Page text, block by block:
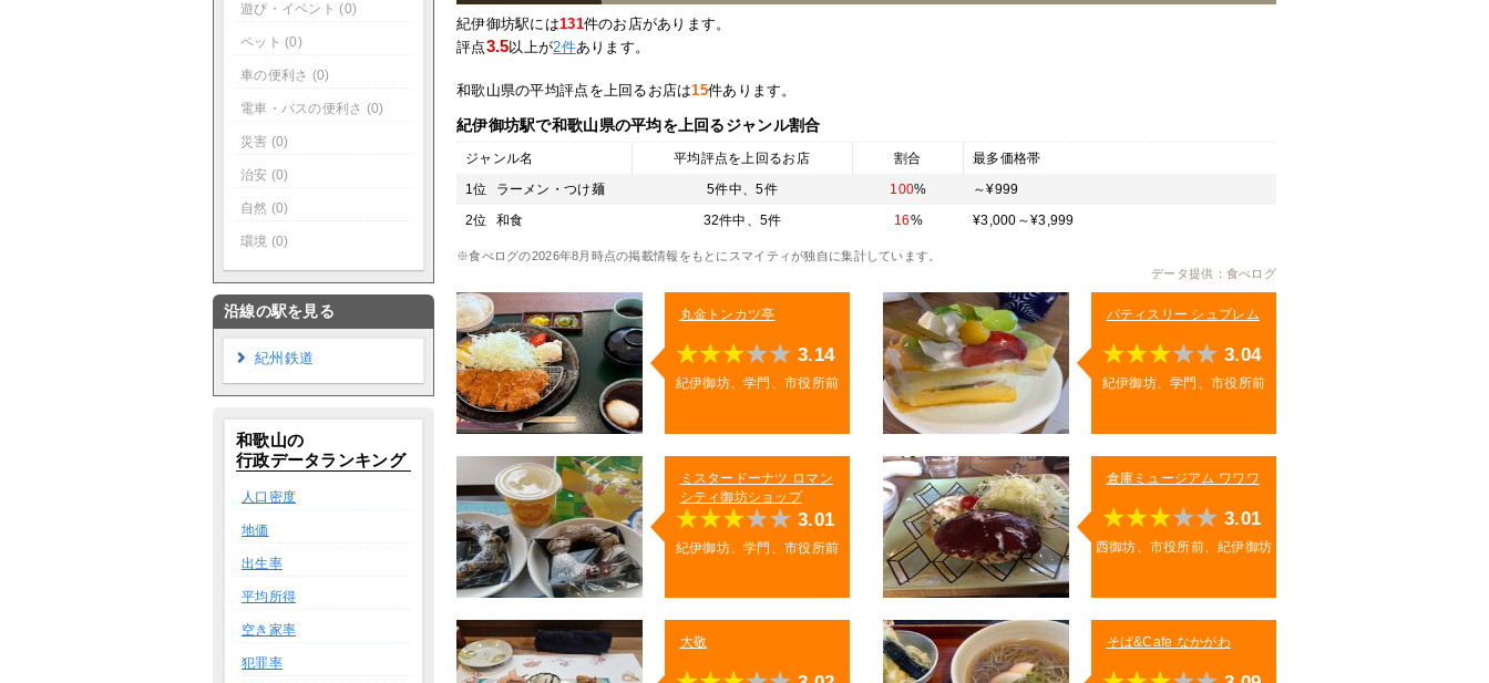
遊び・イベント (0)
ペット (0)
車の便利さ (0)
電車・バスの便利さ (0)
災害 (0)
治安 (0)
自然 (0)
環境 (0)
沿線の駅を見る
紀州鉄道
和歌山の
行政データランキング
人口密度
地価
出生率
平均所得
空き家率
犯罪率
紀伊御坊駅には131件のお店があります。
評点3.5以上が2件あります。
和歌山県の平均評点を上回るお店は15件あります。
紀伊御坊駅で和歌山県の平均を上回るジャンル割合
ジャンル名 平均評点を上回るお店 割合
最多価格帯
1位
ラーメン・つけ麺 5件中、5件 100%
～¥999
2位
和食 32件中、 5件 16% ¥3,000～¥3,999
※食べログの2026年8月時点の掲載情報をもとにスマイティが独自に集計しています。
データ提供：食べログ
丸金トンカツ亭
3.14
紀伊御坊、学門、市役所前
パティスリー シュプレム
3.04
紀伊御坊、学門、市役所前
ミスタードーナツ ロマン
シティ御坊ショップ
3.01
紀伊御坊、学門、市役所前
倉庫ミュージアム ワワワ
3.01
西御坊、市役所前、紀伊御坊
大敬 そば&Cafe なかがわ